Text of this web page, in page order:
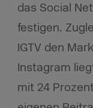
das Social
festigen.
IGTV den
Instagram
mit 24